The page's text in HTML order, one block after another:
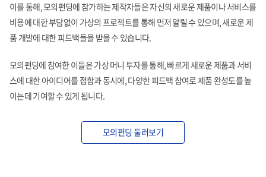
이를 통해,모의펀딩에 참가하는 제작자들은 자신의 새로운 제품이나서비스를
비용에 대한 부담없이 가상의 프로젝트를 통해 먼저 알릴 수 있으며, 새로운 제
품 개발에 대한피드백들을 받을 수 있습니다.
모의펀딩에 참여한 이들은 가상 머니 투자를 통해,빠르게 새로운 제품과 서비
스에 대한 아이디어를 접함과동시에, 다양한 피드백 참여로 제품 완성도를 높
이는데기여할 수 있게 됩니다.
모의펀딩 둘러보기